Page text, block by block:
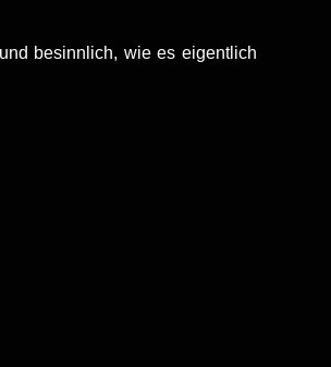
besinnlich, wie es eigentlich